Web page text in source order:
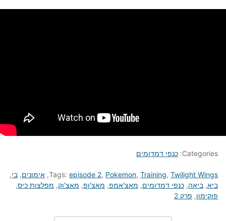
Categories: כנפי דמדומים
Tags: episode 2, Pokemon, Training, Twilight Wings
, אימונים, בי,
ביא, ביאה, כנפי דמדומים, מאצ'אמפ, מאצ'ופ, מאצ'וק, מפלצות כיס,
פוקימון, פרק 2